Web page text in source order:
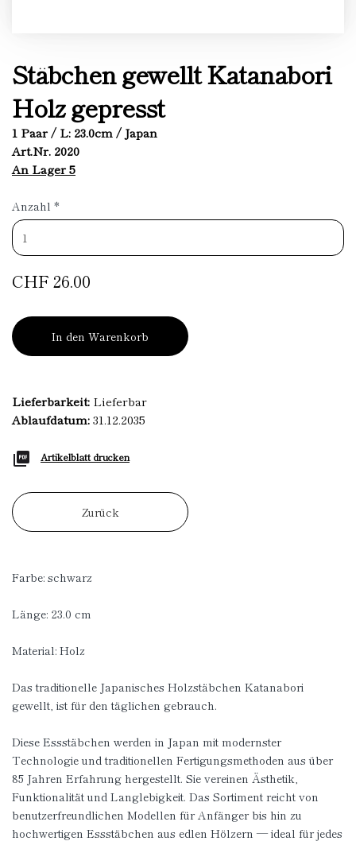
Stäbchen gewellt Katanabori
Holz gepresst
1 Paar / L: 23.0cm / Japan
Art.Nr. 2020
An Lager 5
Anzahl *
CHF 26.00
In den Warenkorb
Lieferbarkeit: Lieferbar
Ablaufdatum:31.12.2035
Artikelblatt drucken
Zurück
Farbe: schwarz
Länge: 23.0 cm
Material: Holz
Das traditionelle Japanisches Holzstäbchen Katanabori
gewellt, ist für den täglichen gebrauch.
Diese Essstäbchen werden in Japan mit modernster
Technologie und traditionellen Fertigungsmethoden aus über
85 Jahren Erfahrung hergestellt. Sie vereinen Ästhetik,
Funktionalität und Langlebigkeit. Das Sortiment reicht von
benutzerfreundlichen Modellen für Anfänger bis hin zu
hochwertigen Essstäbchen aus edlen Hölzern — ideal für jedes